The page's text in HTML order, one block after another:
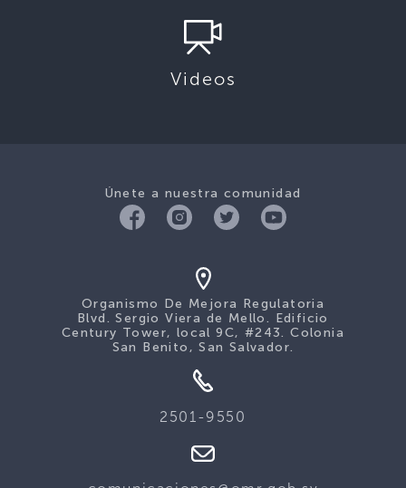
Videos
Únete a nuestra comunidad
Organismo De Mejora Regulatoria
Blvd. Sergio Viera de Mello. Edificio
Century Tower, local 9C, #243. Colonia
San Benito, San Salvador.
2501-9550